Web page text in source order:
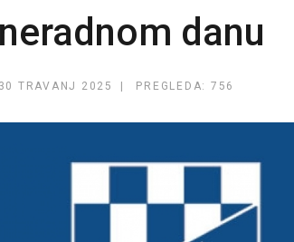
danu
30 TRAVANJ 2025 PREGLEDA: 756